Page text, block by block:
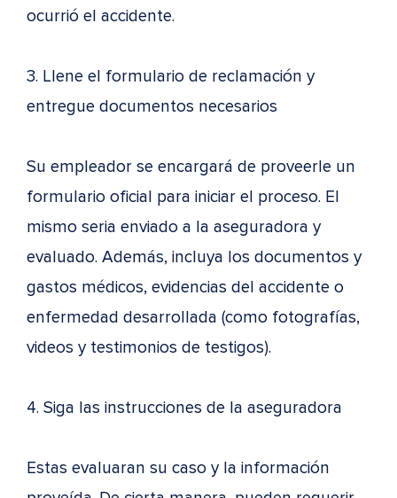
ocurrió el accidente.
3. Llene el formulario de reclamación y
entregue documentos necesarios
Su empleador se encargará de proveerle un
formulario oficial para iniciar el proceso. El
mismo seria enviado a la aseguradora y
evaluado. Además, incluya los documentos y
gastos médicos, evidencias del accidente o
enfermedad desarrollada (como fotografías,
videos y testimonios de testigos).
4. Siga las instrucciones de la aseguradora
Estas evaluaran su caso y la información